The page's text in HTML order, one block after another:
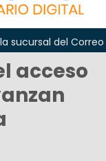
del Correo
acceso